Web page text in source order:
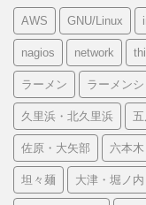
AWS GNU/Linux
nagios network
ラーメン ラーメン
久里浜・北久里浜
佐原・大矢部 六本
坦々麺 大津・堀ノ内